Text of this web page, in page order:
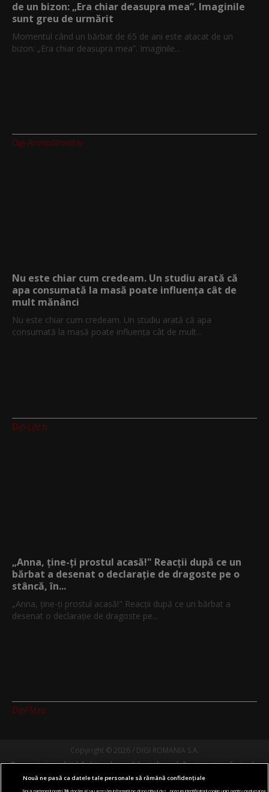
de un bizon: „Era chiar deasupra mea”. Imaginile
sunt greu de urmărit
Momentul când un bărbat de 65 de ani este atacat de un
bizon: „Era chiar deasupra mea”. Imaginile...
Digi-AnimalWorld.tv
Nu este chiar cum credeam. Un studiu arată că
apa consumată la masă poate influența cât de
mult mănânci
Nu este chiar cum credeam. Un studiu arată că apa
consumată la masă poate influența cât de mult...
Digi-Life.tv
„Anna, ţine-ţi prostul acasă!" Reacţii după ce un
bărbat a desenat o declaraţie de dragoste pe o
stâncă, în...
„Anna, ţine-ţi prostul acasă!" Reacţii după ce un bărbat a
desenat o declaraţie de dragoste pe...
DigiFM.ro
Copyright © 2026 / DIGI ROMANIA S.A.
Termeni si conditii
Politica de confidentialitate
Gestionați preferințele
Comunicate de presă
Abonare Digi TV Contact/Info
Nouă ne pasă ca datele tale personale să rămână confidențiale
Noi și partenerii noștri30stocăm și/sau accesăm informații pe dispozitivul dvs., precum identificatorii cookie unici pentru prelucrarea